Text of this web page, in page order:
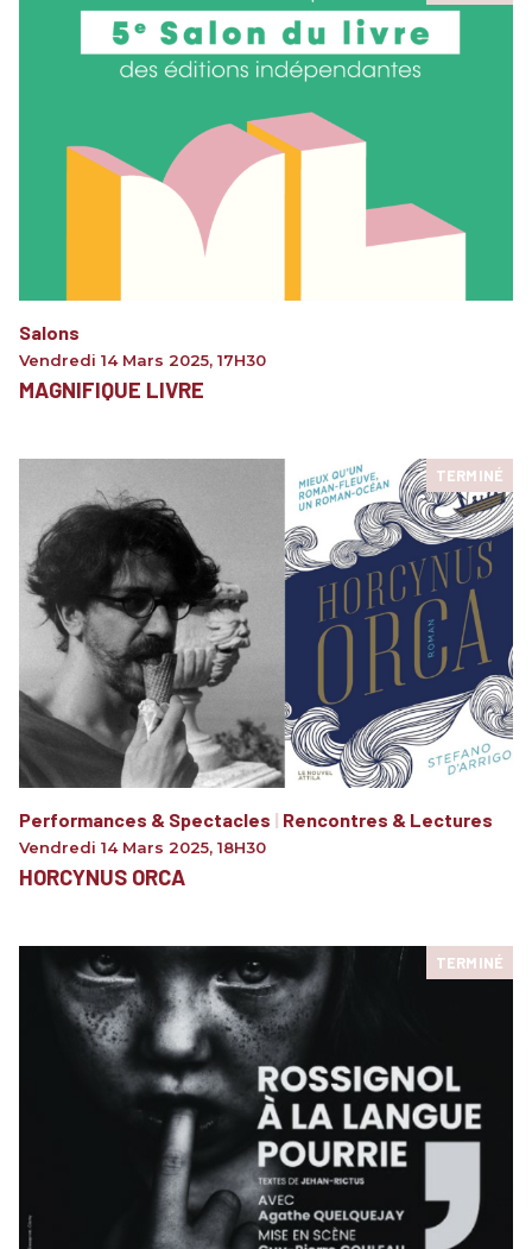
Salons
Vendredi 14 Mars 2025, 17H30
MAGNIFIQUE LIVRE
TERMINÉ
Performances & Spectacles | Rencontres & Lectures
Vendredi 14 Mars 2025, 18H30
HORCYNUS ORCA
TERMINÉ